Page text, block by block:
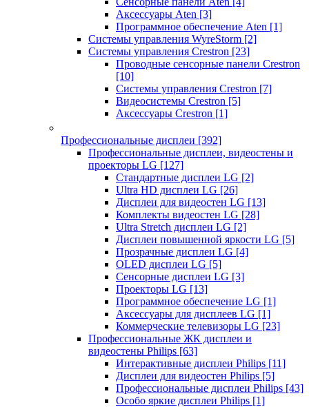
Аксессуары Aten [3]
Программное обеспечение Aten [1]
Системы управления WyreStorm [2]
Системы управления Crestron [23]
Проводные сенсорные панели Crestron
[10]
Системы управления Crestron [7]
Видеосистемы Crestron [5]
Аксессуары Crestron [1]
Профессиональные дисплеи [392]
Профессиональные дисплеи, видеостены и
проекторы LG [127]
Стандартные дисплеи LG [2]
Ultra HD дисплеи LG [26]
Дисплеи для видеостен LG [13]
Комплекты видеостен LG [28]
Ultra Stretch дисплеи LG [2]
Дисплеи повышенной яркости LG [5]
Прозрачные дисплеи LG [4]
OLED дисплеи LG [5]
Сенсорные дисплеи LG [3]
Проекторы LG [13]
Программное обеспечение LG [1]
Аксессуары для дисплеев LG [1]
Коммерческие телевизоры LG [23]
Профессиональные ЖК дисплеи и
видеостены Philips [63]
Интерактивные дисплеи Philips [11]
Дисплеи для видеостен Philips [5]
Профессиональные дисплеи Philips [43]
Особо яркие дисплеи Philips [1]